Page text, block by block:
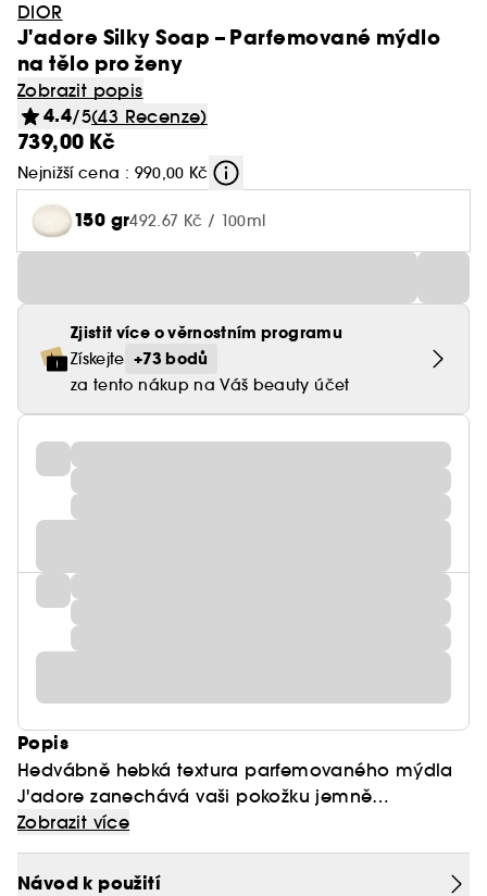
DIOR
J'adore Silky Soap – Parfemované mýdlo
na tělo pro ženy
Zobrazit popis
4.4/5(43 Recenze)
739,00 Kč
Nejnižší cena : 990,00 Kč
150 gr492.67 Kč / 100ml
Zjistit více o věrnostním programu
Získejte +73 bodů
za tento nákup na Váš beauty účet
Popis
Hedvábně hebká textura parfemovaného mýdla
J'adore zanechává vaši pokožku jemně
provoněnou, aniž by ji vysušovala. Při kontaktu s
vodou se krém vytvořený touto mýdlovou
tabletou v barvě slonové kosti promění v bohatou
Zobrazit více
Návod k použití